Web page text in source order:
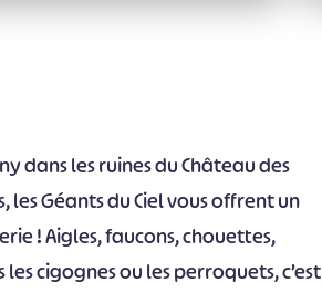
dans les ruines du Château des
les Géants du Ciel vous offrent un
! Aigles, faucons, chouettes,
cigognes ou les perroquets, c’est